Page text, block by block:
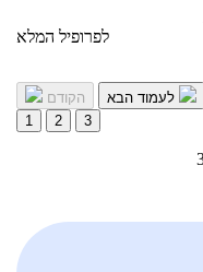
לפרופיל המלא
הקודם
1
2 3